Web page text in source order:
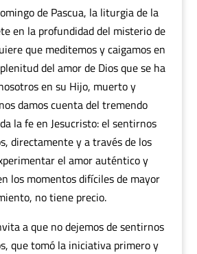
de Pascua, la liturgia de la
en la profundidad del misterio de
que meditemos y caigamos en
del amor de Dios que se ha
en su Hijo, muerto y
damos cuenta del tremendo
la fe en Jesucristo: el sentirnos
directamente y a través de los
el amor auténtico y
los momentos difíciles de mayor
no tiene precio.
a que no dejemos de sentirnos
que tomó la iniciativa primero y